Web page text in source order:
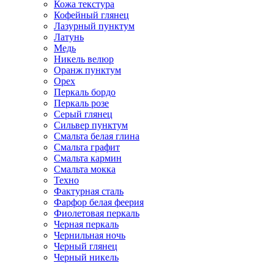
Кожа текстура
Кофейный глянец
Лазурный пунктум
Латунь
Медь
Никель велюр
Оранж пунктум
Орех
Перкаль бордо
Перкаль розе
Серый глянец
Сильвер пунктум
Смальта белая глина
Смальта графит
Смальта кармин
Смальта мокка
Техно
Фактурная сталь
Фарфор белая феерия
Фиолетовая перкаль
Черная перкаль
Чернильная ночь
Черный глянец
Черный никель